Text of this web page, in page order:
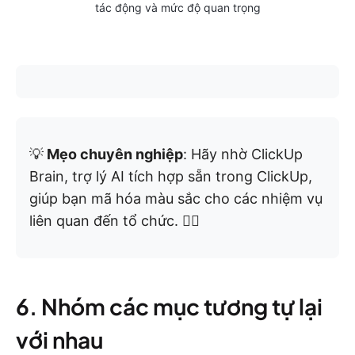
tác động và mức độ quan trọng
💡 Mẹo chuyên nghiệp: Hãy nhờ ClickUp
Brain, trợ lý AI tích hợp sẵn trong ClickUp,
giúp bạn mã hóa màu sắc cho các nhiệm vụ
liên quan đến tổ chức. 👇🏼
6. Nhóm các mục tương tự lại
với nhau